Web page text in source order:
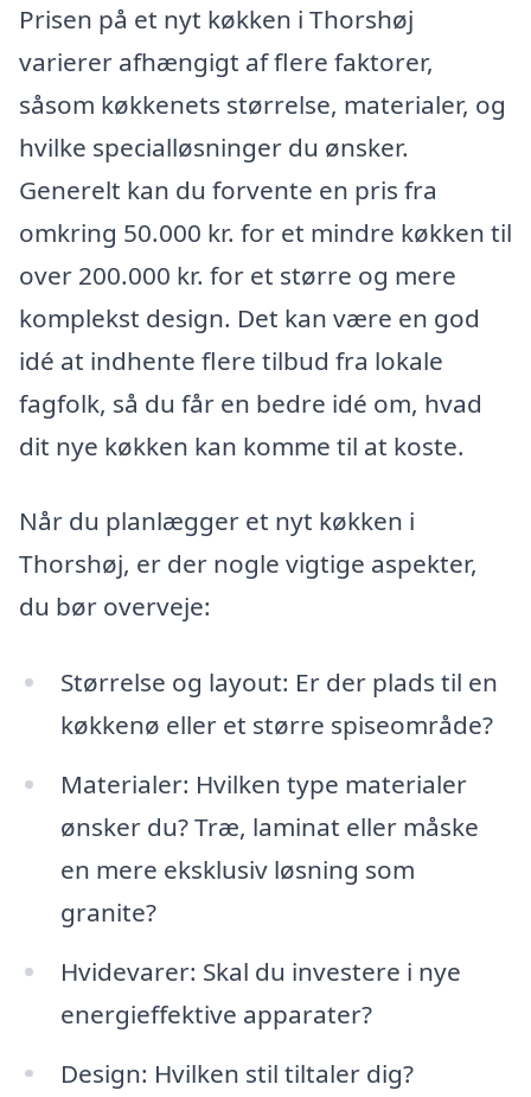
Prisen på et nyt køkken i Thorshøj
varierer afhængigt af flere faktorer,
såsom køkkenets størrelse, materialer, og
hvilke specialløsninger du ønsker.
Generelt kan du forvente en pris fra
omkring 50.000 kr. for et mindre køkken til
over 200.000 kr. for et større og mere
komplekst design. Det kan være en god
idé at indhente flere tilbud fra lokale
fagfolk, så du får en bedre idé om, hvad
dit nye køkken kan komme til at koste.
Når du planlægger et nyt køkken i
Thorshøj, er der nogle vigtige aspekter,
du bør overveje:
Størrelse og layout: Er der plads til en
køkkenø eller et større spiseområde?
Materialer: Hvilken type materialer
ønsker du? Træ, laminat eller måske
en mere eksklusiv løsning som
granite?
Hvidevarer: Skal du investere i nye
energieffektive apparater?
Design: Hvilken stil tiltaler dig?